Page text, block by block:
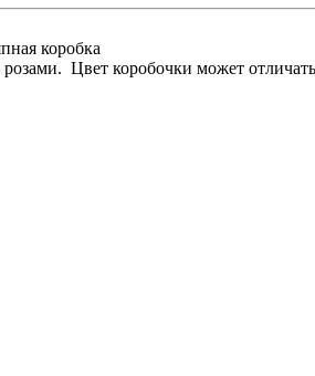
коробка
Цвет коробочки может